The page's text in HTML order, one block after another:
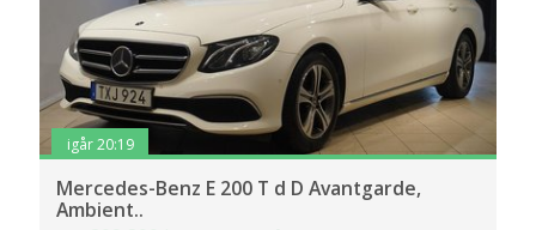
igår 20:19
Mercedes-Benz E 200 T d D Avantgarde,
Ambient..